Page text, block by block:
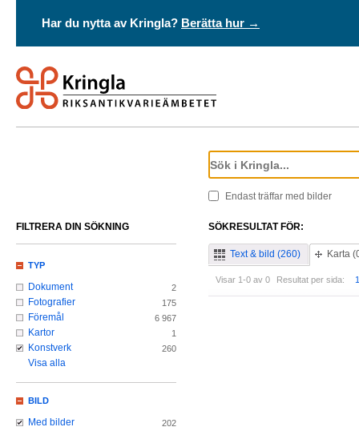
Har du nytta av Kringla? Berätta hur →
Endast träffar med bilder
SÖKRESULTAT FÖR:
Text & bild (260) Karta
Visar 1-0 av 0 Resultat per sida:
FILTRERA DIN SÖKNING
TYP
Dokument 2
Fotografier 175
Föremål 6 967
Kartor 1
Konstverk 260
Visa alla
BILD
Med bilder 202